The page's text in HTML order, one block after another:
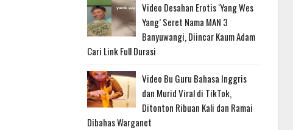
Video Desahan Erotis ‘Yang Wes
Yang’ Seret Nama MAN 3
Banyuwangi, Diincar Kaum Adam
Cari Link Full Durasi
Video Bu Guru Bahasa Inggris
dan Murid Viral di TikTok,
Ditonton Ribuan Kali dan Ramai
Dibahas Warganet